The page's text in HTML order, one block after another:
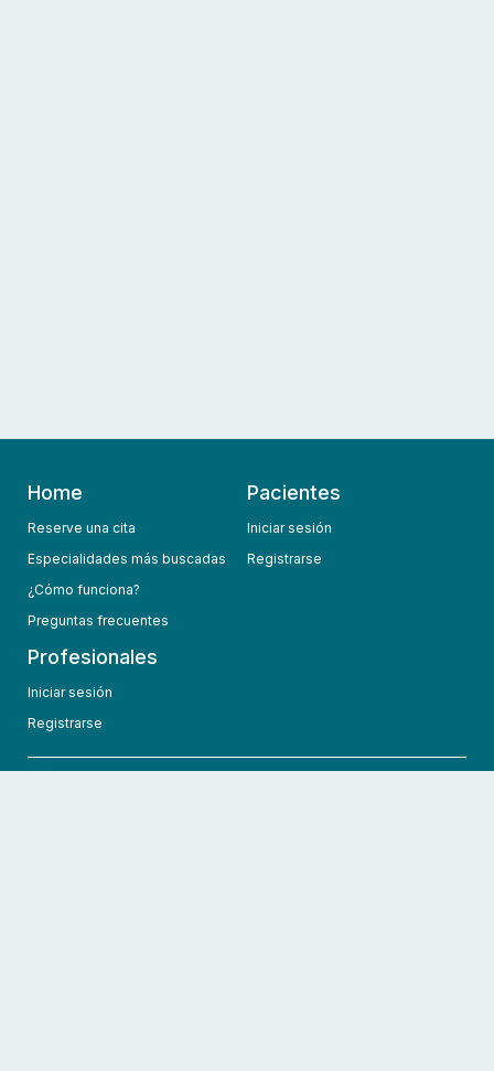
Home
Reserve una cita
Especialidades más buscadas
¿Cómo funciona?
Preguntas frecuentes
Pacientes
Iniciar sesión
Registrarse
Profesionales
Iniciar sesión
Registrarse